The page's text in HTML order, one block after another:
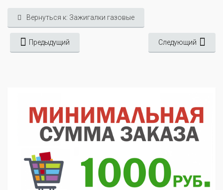
Вернуться к: Зажигалки газовые
Предыдущий Следующий